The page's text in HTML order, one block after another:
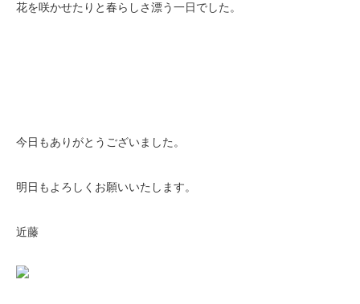
花を咲かせたりと春らしさ漂う一日でした。
今日もありがとうございました。
明日もよろしくお願いいたします。
近藤